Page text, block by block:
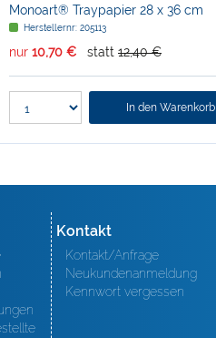
Monoart® Traypapier 28 x 36 cm
Herstellernr: 205113
nur 10,70 € statt 12,40 €
In den Warenkorb
Kontakt
Kontakt/Anfrage
Neukundenanmeldung
Kennwort vergessen